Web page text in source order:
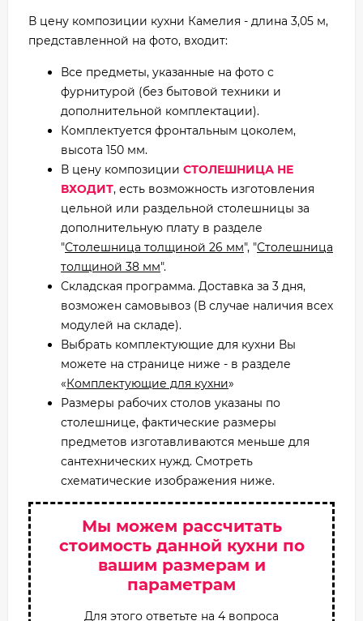
В цену композиции кухни Камелия - длина 3,05 м,
представленной на фото, входит:
Все предметы, указанные на фото с
фурнитурой (без бытовой техники и
дополнительной комплектации).
Комплектуется фронтальным цоколем,
высота 150 мм.
В цену композиции СТОЛЕШНИЦА НЕ
ВХОДИТ, есть возможность изготовления
цельной или раздельной столешницы за
дополнительную плату в разделе
"Столешница толщиной 26 мм", "Столешница
толщиной 38 мм".
Складская программа. Доставка за 3 дня,
возможен самовывоз (В случае наличия всех
модулей на складе).
Выбрать комплектующие для кухни Вы
можете на странице ниже - в разделе
«Комплектующие для кухни»
Размеры рабочих столов указаны по
столешнице, фактические размеры
предметов изготавливаются меньше для
сантехнических нужд. Смотреть
схематические изображения ниже.
Мы можем рассчитать
стоимость данной кухни по
вашим размерам и
параметрам
Для этого ответьте на 4 вопроса